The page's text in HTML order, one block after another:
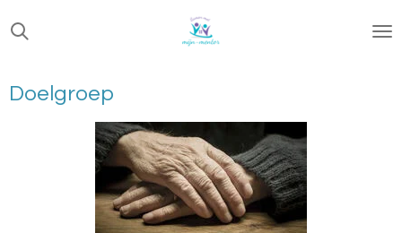
Ga
direct
de
hoofdinhoud
Doelgroep